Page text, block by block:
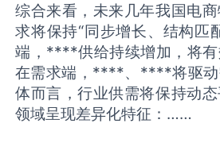
综合来看，未来几年我国电
求将保持“同步增长、结构匹
端，****供给持续增加，将有
在需求端，****、****将驱动
体而言，行业供需将保持动
领域呈现差异化特征：……